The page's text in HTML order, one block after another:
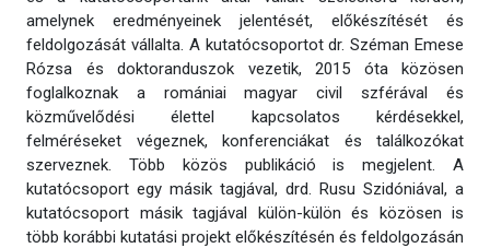
amelynek eredményeinek jelentését, előkészítését és
feldolgozását vállalta. A kutatócsoportot dr. Széman Emese
Rózsa és doktoranduszok vezetik, 2015 óta közösen
foglalkoznak a romániai magyar civil szférával és
közművelődési élettel kapcsolatos kérdésekkel,
felméréseket végeznek, konferenciákat és találkozókat
szerveznek. Több közös publikáció is megjelent. A
kutatócsoport egy másik tagjával, drd. Rusu Szidóniával, a
kutatócsoport másik tagjával külön-külön és közösen is
több korábbi kutatási projekt előkészítésén és feldolgozásán